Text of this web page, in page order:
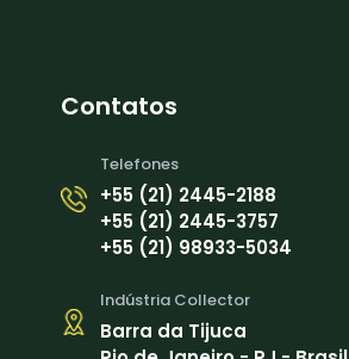
Contatos
Telefones
+55 (21) 2445-2188
+55 (21) 2445-3757
+55 (21) 98933-5034
Indústria Collector
Barra da Tijuca